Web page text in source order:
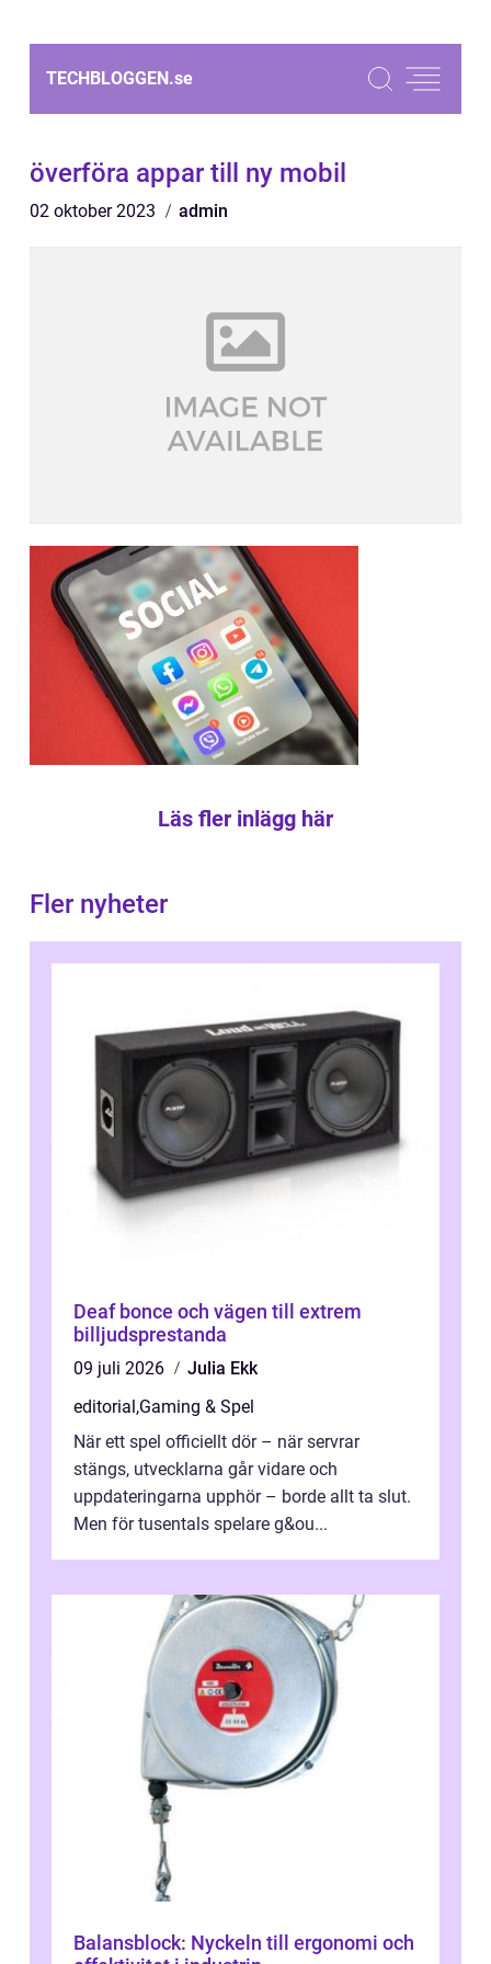
TECHBLOGGEN.se
överföra appar till ny mobil
02 oktober 2023 admin
Läs fler inlägg här
Fler nyheter
Deaf bonce och vägen till extrem
billjudsprestanda
09 juli 2026
Julia Ekk
editorial,Gaming & Spel
När ett spel officiellt dör – när servrar
stängs, utvecklarna går vidare och
uppdateringarna upphör – borde allt ta slut.
Men för tusentals spelare g&ou...
Balansblock: Nyckeln till ergonomi och